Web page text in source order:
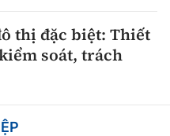
thị đặc biệt: Thiết
soát, trách